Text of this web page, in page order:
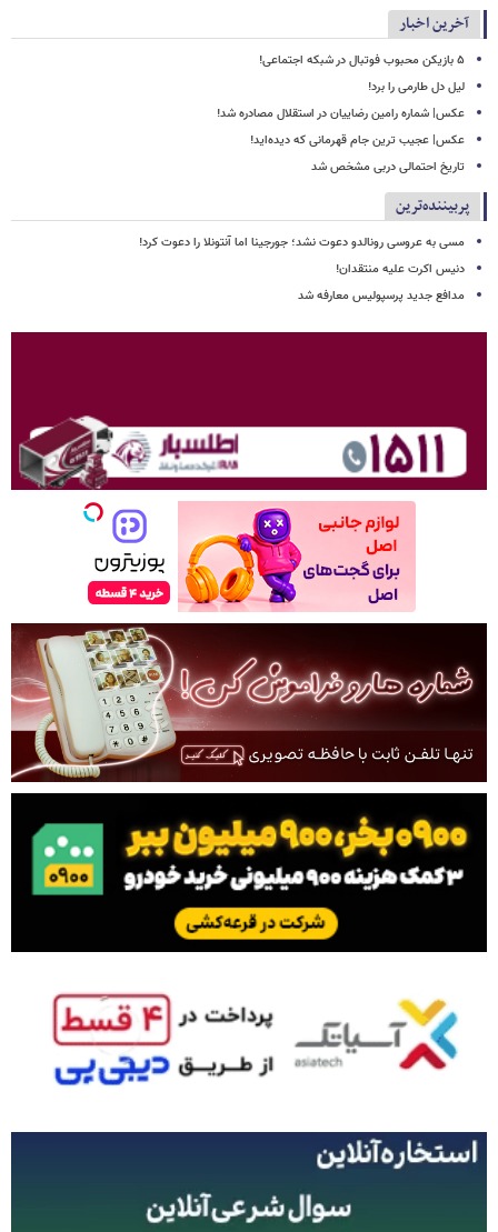
آخرین اخبار
۵ بازیکن محبوب فوتبال در شبکه اجتماعی!
لیل دل طارمی را برد!
عکس| شماره رامین رضاییان در استقلال مصادره شد!
عکس| عجیب ترین جام قهرمانی که دیده‌اید!
تاریخ احتمالی دربی مشخص شد
پربیننده‌ترین
مسی به عروسی رونالدو دعوت نشد؛ جورجینا اما آنتونلا را دعوت کرد!
دنیس اکرت علیه منتقدان!
مدافع جدید پرسپولیس معارفه شد